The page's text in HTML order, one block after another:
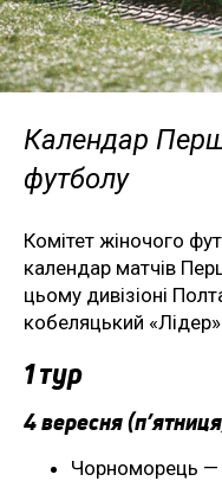
Календар
футболу
Комітет жіночого
календар матчів
цьому дивізіоні
кобеляцький «Лідер».
1 тур
4 вересня
Чорноморець —